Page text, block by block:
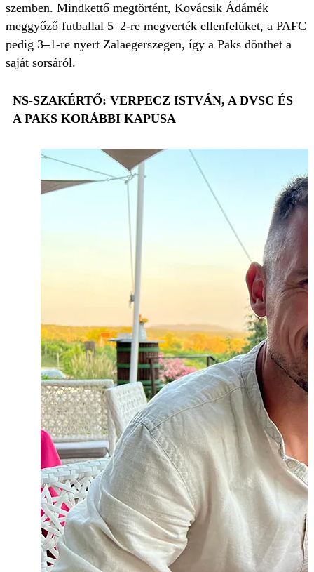
szemben. Mindkettő megtörtént, Kovácsik Ádámék
meggyőző futballal 5–2-re megverték ellenfelüket, a PAFC
pedig 3–1-re nyert Zalaegerszegen, így a Paks dönthet a
saját sorsáról.
NS-SZAKÉRTŐ: VERPECZ ISTVÁN, A DVSC ÉS
A PAKS KORÁBBI KAPUSA